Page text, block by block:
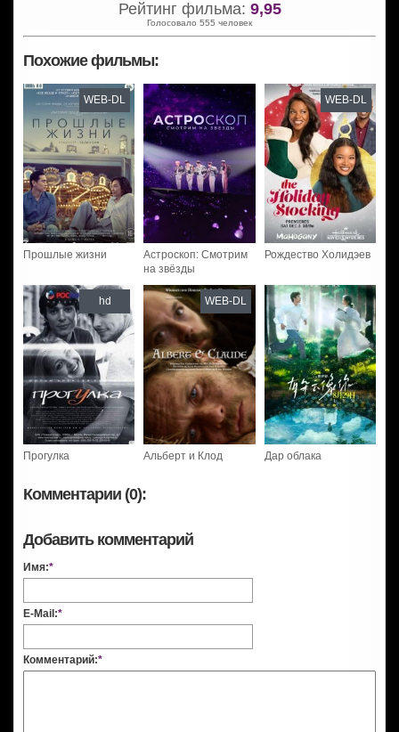
Рейтинг фильма: 9,95
Голосовало 555 человек
Похожие фильмы:
Прошлые жизни
WEB-DL
Астроскоп: Смотрим
на звёзды
Рождество Холидэев
WEB-DL
Прогулка
hd
Альберт и Клод
WEB-DL
Дар облака
Комментарии (0):
Добавить комментарий
Имя:*
E-Mail:*
Комментарий:*